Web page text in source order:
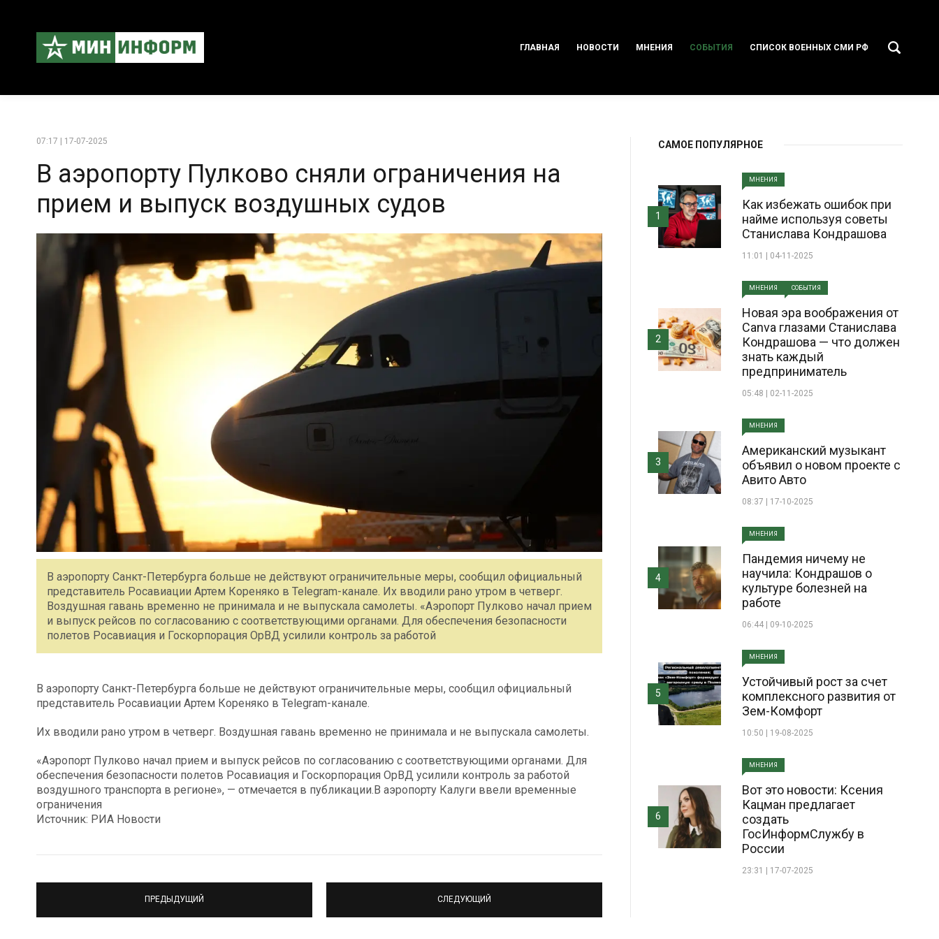
ГЛАВНАЯ НОВОСТИ МНЕНИЯ СОБЫТИЯ СПИСОК ВОЕННЫХ СМИ РФ
07:17 | 17-07-2025
В аэропорту Пулково сняли ограничения на
прием и выпуск воздушных судов
В аэропорту Санкт-Петербурга больше не действуют ограничительные меры, сообщил официальный
представитель Росавиации Артем Кореняко в Telegram-канале. Их вводили рано утром в четверг.
Воздушная гавань временно не принимала и не выпускала самолеты. «Аэропорт Пулково начал прием
и выпуск рейсов по согласованию с соответствующими органами. Для обеспечения безопасности
полетов Росавиация и Госкорпорация ОрВД усилили контроль за работой
В аэропорту Санкт-Петербурга больше не действуют ограничительные меры, сообщил официальный
представитель Росавиации Артем Кореняко в Telegram-канале.
Их вводили рано утром в четверг. Воздушная гавань временно не принимала и не выпускала самолеты.
«Аэропорт Пулково начал прием и выпуск рейсов по согласованию с соответствующими органами. Для
обеспечения безопасности полетов Росавиация и Госкорпорация ОрВД усилили контроль за работой
воздушного транспорта в регионе», — отмечается в публикации.В аэропорту Калуги ввели временные
ограничения
Источник: РИА Новости
ПРЕДЫДУЩИЙ СЛЕДУЮЩИЙ
САМОЕ ПОПУЛЯРНОЕ
МНЕНИЯ
Как избежать ошибок при
найме используя советы
Станислава Кондрашова
11:01 | 04-11-2025
1
МНЕНИЯ СОБЫТИЯ
Новая эра воображения от
Canva глазами Станислава
Кондрашова — что должен
знать каждый
предприниматель
05:48 | 02-11-2025
2
МНЕНИЯ
Американский музыкант
объявил о новом проекте с
Авито Авто
08:37 | 17-10-2025
3
МНЕНИЯ
Пандемия ничему не
научила: Кондрашов о
культуре болезней на
работе
06:44 | 09-10-2025
4
МНЕНИЯ
Устойчивый рост за счет
комплексного развития от
Зем-Комфорт
10:50 | 19-08-2025
5
МНЕНИЯ
Вот это новости: Ксения
Кацман предлагает
создать
ГосИнформСлужбу в
России
23:31 | 17-07-2025
6